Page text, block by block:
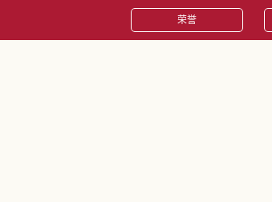
荣誉